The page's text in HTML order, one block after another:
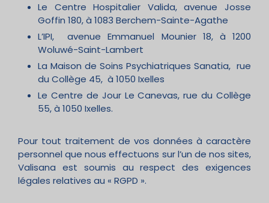
Le Centre Hospitalier Valida, avenue Josse
Goffin 180, à 1083 Berchem-Sainte-Agathe
L’IPI, avenue Emmanuel Mounier 18, à 1200
Woluwé-Saint-Lambert
La Maison de Soins Psychiatriques Sanatia, rue
du Collège 45, à 1050 Ixelles
Le Centre de Jour Le Canevas, rue du Collège
55, à 1050 Ixelles.
Pour tout traitement de vos données à caractère
personnel que nous effectuons sur l’un de nos sites,
Valisana est soumis au respect des exigences
légales relatives au « RGPD ».